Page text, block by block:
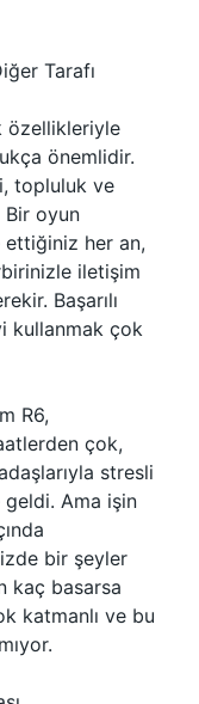
Tarafı
özellikleriyle
önemlidir.
topluluk ve
Bir oyun
ettiğiniz her an,
iletişim
Başarılı
kullanmak çok
R6,
çok,
stresli
Ama işin
bir şeyler
kaç basarsa
katmanlı ve bu